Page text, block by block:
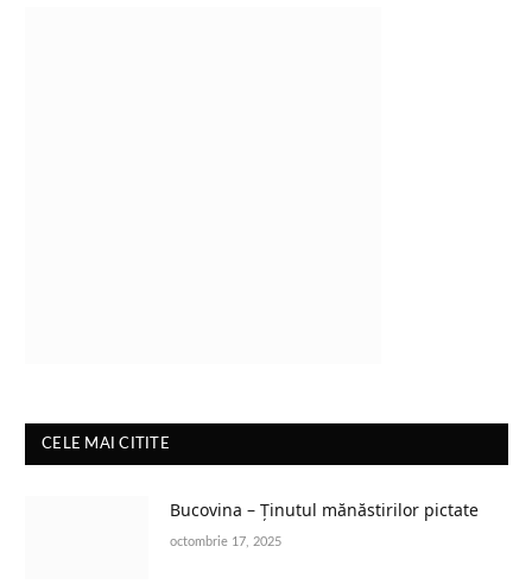
CELE MAI CITITE
Bucovina – Ținutul mănăstirilor pictate
octombrie 17, 2025